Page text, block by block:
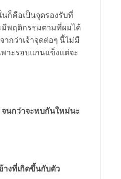
ก็คือเป็นจุดรองรับที่
มีพฤติกรรมตามที่ผมได้
ากว่าเจ้าจุดต่อๆ นี้ไม่มี
าะรอบแกนแข็งแต่จะ
นกว่าจะพบกันใหม่นะ
างที่เกิดขึ้นกับตัว